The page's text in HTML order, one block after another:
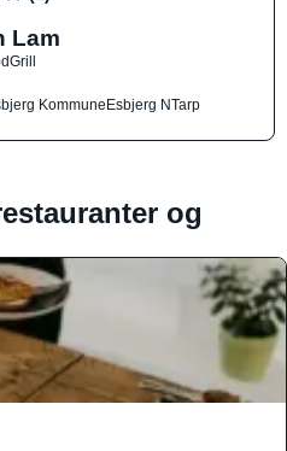
Lam
Grill
KommuneEsbjerg NTarp
og